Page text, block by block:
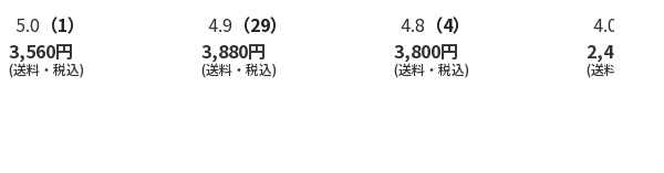
5.0 （1）
3,560円
(送料・税込)
4.9 （29）
3,880円
(送料・税込)
4.8 （4）
3,800円
(送料・税込)
4.0
2,400円
(送料別・税